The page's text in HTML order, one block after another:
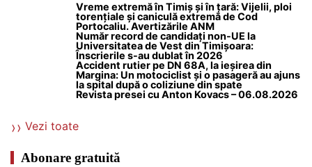
Vreme extremă în Timiș și în țară: Vijelii, ploi
torențiale și caniculă extremă de Cod
Portocaliu. Avertizările ANM
Număr record de candidați non-UE la
Universitatea de Vest din Timișoara:
Înscrierile s-au dublat în 2026
Accident rutier pe DN 68A, la ieșirea din
Margina: Un motociclist și o pasageră au ajuns
la spital după o coliziune din spate
Revista presei cu Anton Kovacs – 06.08.2026
Vezi toate
Abonare gratuită